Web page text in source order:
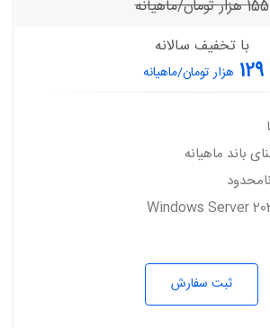
155هزار تومان/ماهیانه
با تخفیف سالانه
129 هزار تومان/ماهیانه
ثبت سفارش